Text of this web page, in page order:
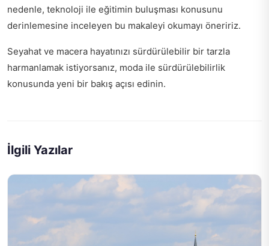
nedenle, teknoloji ile eğitimin buluşması konusunu
derinlemesine inceleyen bu makaleyi okumayı öneririz.
Seyahat ve macera hayatınızı sürdürülebilir bir tarzla
harmanlamak istiyorsanız, moda ile sürdürülebilirlik
konusunda yeni bir bakış açısı edinin.
İlgili Yazılar